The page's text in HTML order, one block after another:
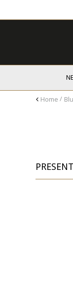
Home